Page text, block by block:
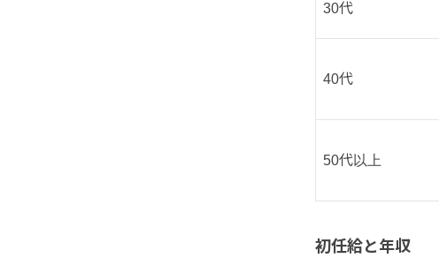
30代
40代
50代以上
初任給と年収